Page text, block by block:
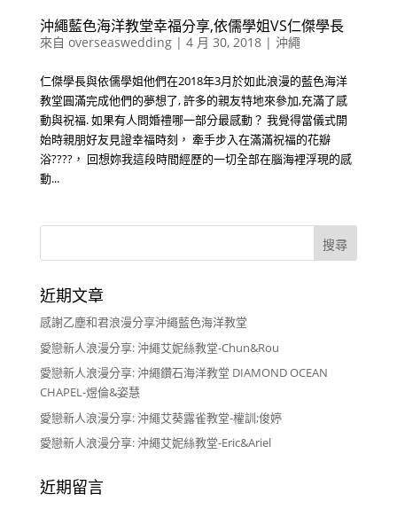
沖繩藍色海洋教堂幸福分享,依儒學姐VS仁傑學長
來自 overseaswedding| 4 月 30, 2018| 沖繩
仁傑學長與依儒學姐他們在2018年3月於如此浪漫的藍色海洋
教堂圓滿完成他們的夢想了, 許多的親友特地來參加,充滿了感
動與祝福. 如果有人問婚禮哪一部分最感動？ 我覺得當儀式開
始時親朋好友見證幸福時刻， 牽手步入在滿滿祝福的花瓣
浴????， 回想妳我這段時間經歷的一切全部在腦海裡浮現的感
動...
近期文章
感謝乙塵和君浪漫分享沖繩藍色海洋教堂
愛戀新人浪漫分享: 沖繩艾妮絲教堂-Chun&Rou
愛戀新人浪漫分享: 沖繩鑽石海洋教堂 DIAMOND OCEAN
CHAPEL-煜倫&姿慧
愛戀新人浪漫分享: 沖繩艾葵露雀教堂-權訓;俊婷
愛戀新人浪漫分享: 沖繩艾妮絲教堂-Eric&Ariel
近期留言